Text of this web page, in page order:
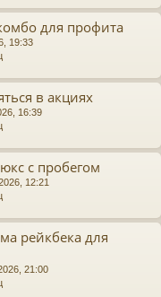
для профита
19:33
в акциях
16:39
с пробегом
12:21
рейкбека для
21:00